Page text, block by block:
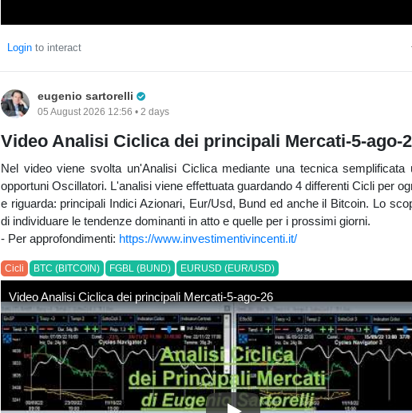
Login to interact
eugenio sartorelli
05 August 2026 12:56 • 2 days
Video Analisi Ciclica dei principali Mercati-5-ago-
Nel video viene svolta un'Analisi Ciclica mediante una tecnica semplificata
opportuni Oscillatori. L'analisi viene effettuata guardando 4 differenti Cicli per
e riguarda: principali Indici Azionari, Eur/Usd, Bund ed anche il Bitcoin. Lo
di individuare le tendenze dominanti in atto e quelle per i prossimi giorni.
- Per approfondimenti: https://www.investimentivincenti.it/
Cicli BTC (BITCOIN) FGBL (BUND) EURUSD (EUR/USD)
Video Analisi Ciclica dei principali Mercati-5-ago-26